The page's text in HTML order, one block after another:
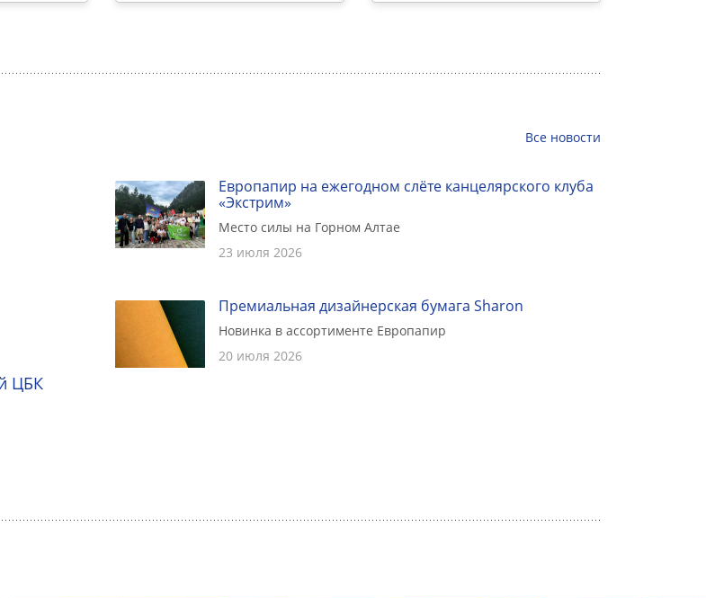
Все новости
ЦБК
Европапир на ежегодном слёте канцелярского клуба
«Экстрим»
Место силы на Горном Алтае
23 июля 2026
Премиальная дизайнерская бумага Sharon
Новинка в ассортименте Европапир
20 июля 2026